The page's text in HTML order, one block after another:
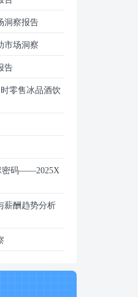
洞察报告
市场洞察
告
零售冰品酒饮
密码——2025X
薪酬趋势分析